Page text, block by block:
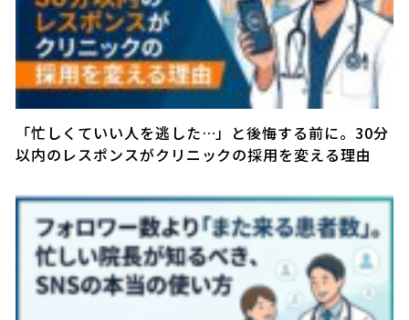
「忙しくていい人を逃した…」と後悔する前に。30分
以内のレスポンスがクリニックの採用を変える理由